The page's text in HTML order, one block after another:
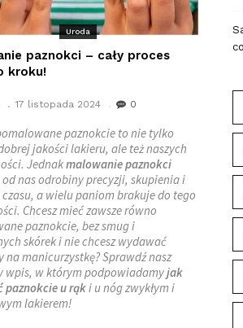
Uroda
paznokci – cały proces
kroku!
17 listopada 2024 0
paznokcie to nie tylko
jakości lakieru, ale też naszych
Jednakmalowanie paznokci
nas odrobiny precyzji, skupienia i
a wielu paniom brakuje do tego
Chcesz mieć zawsze równo
paznokcie, bez smug i
skórek i nie chcesz wydawać
na manicurzystkę? Sprawdź nasz
wpis, w którym podpowiadamyjak
paznokcie u rąki u nóg zwykłym i
lakierem!